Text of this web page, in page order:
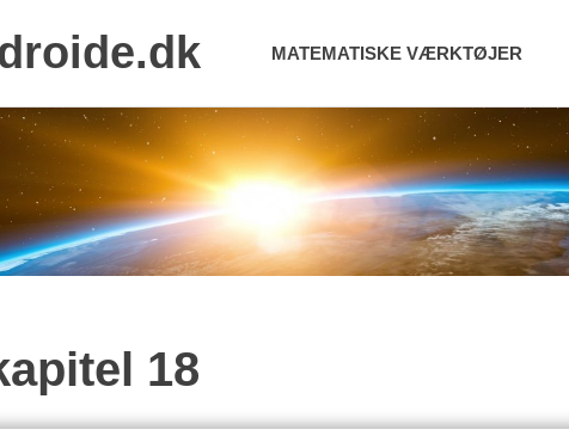
MATEMATISKE VÆRKTØJER
18